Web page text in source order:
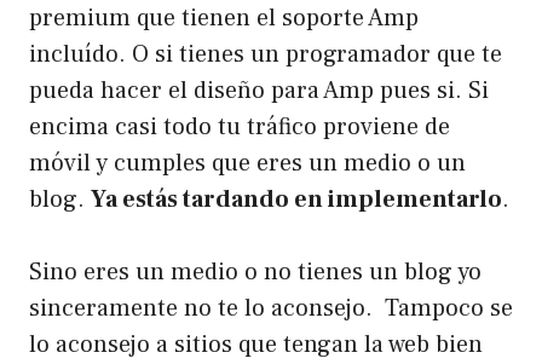
premium que tienen el soporte Amp
incluído. O si tienes un programador que te
pueda hacer el diseño para Amp pues si. Si
encima casi todo tu tráfico proviene de
móvil y cumples que eres un medio o un
blog. Ya estás tardando en implementarlo.
Sino eres un medio o no tienes un blog yo
sinceramente no te lo aconsejo. Tampoco se
lo aconsejo a sitios que tengan la web bien